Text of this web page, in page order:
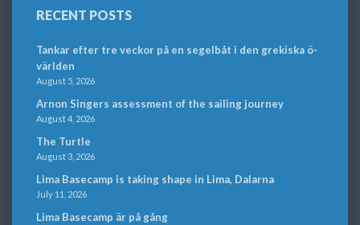
RECENT POSTS
Tankar efter tre veckor på en segelbåt i den grekiska ö-
världen
August 5, 2026
Arnon Singers assessment of the sailing journey
August 4, 2026
The Turtle
August 3, 2026
Lima Basecamp is taking shape in Lima, Dalarna
July 11, 2026
Lima Basecamp är på gång